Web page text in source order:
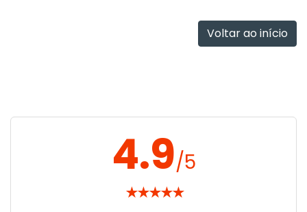
Voltar ao início
4.9/5
★★★★★